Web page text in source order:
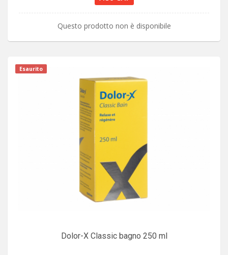
Questo prodotto non è disponibile
Esaurito
Dolor-X Classic bagno 250 ml